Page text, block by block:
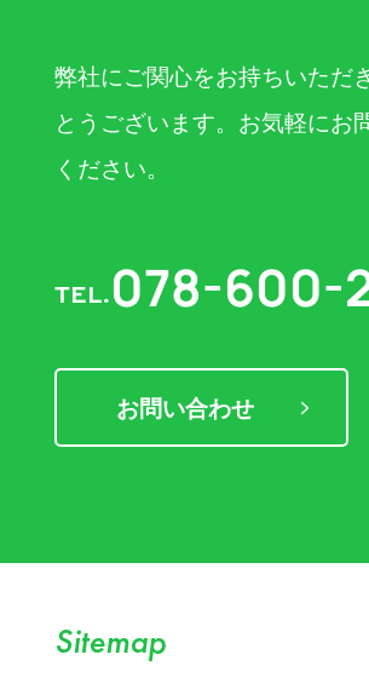
弊社にご関心をお持ちいただ
とうございます。お気軽にお
ください。
TEL. 078-600-
お問い合わせ
Sitemap